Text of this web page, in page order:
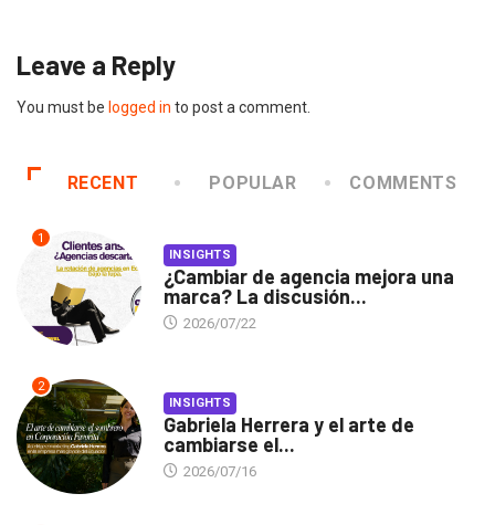
Leave a Reply
You must be logged in to post a comment.
RECENT POPULAR COMMENTS
1
INSIGHTS
¿Cambiar de agencia mejora una
marca? La discusión...
2026/07/22
2
INSIGHTS
Gabriela Herrera y el arte de
cambiarse el...
2026/07/16